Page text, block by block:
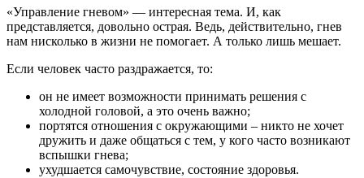
жить
«Управление гневом» — интересная тема. И, как
представляется, довольно острая. Ведь, действительно, гнев
нам нисколько в жизни не помогает. А только лишь мешает.
Если человек часто раздражается, то:
он не имеет возможности принимать решения с
холодной головой, а это очень важно;
портятся отношения с окружающими – никто не хочет
дружить и даже общаться с тем, у кого часто возникают
вспышки гнева;
ухудшается самочувствие, состояние здоровья.